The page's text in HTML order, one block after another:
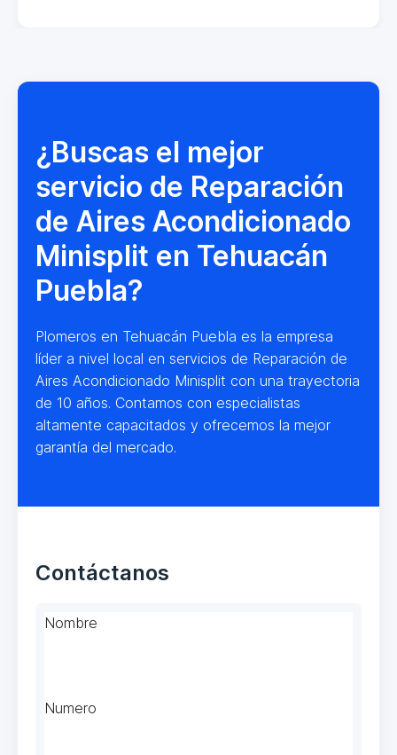
¿Buscas el mejor
servicio de Reparación
de Aires Acondicionado
Minisplit en Tehuacán
Puebla?
Plomeros en Tehuacán Puebla es la empresa
líder a nivel local en servicios de Reparación de
Aires Acondicionado Minisplit con una trayectoria
de 10 años. Contamos con especialistas
altamente capacitados y ofrecemos la mejor
garantía del mercado.
Contáctanos
Nombre
Numero